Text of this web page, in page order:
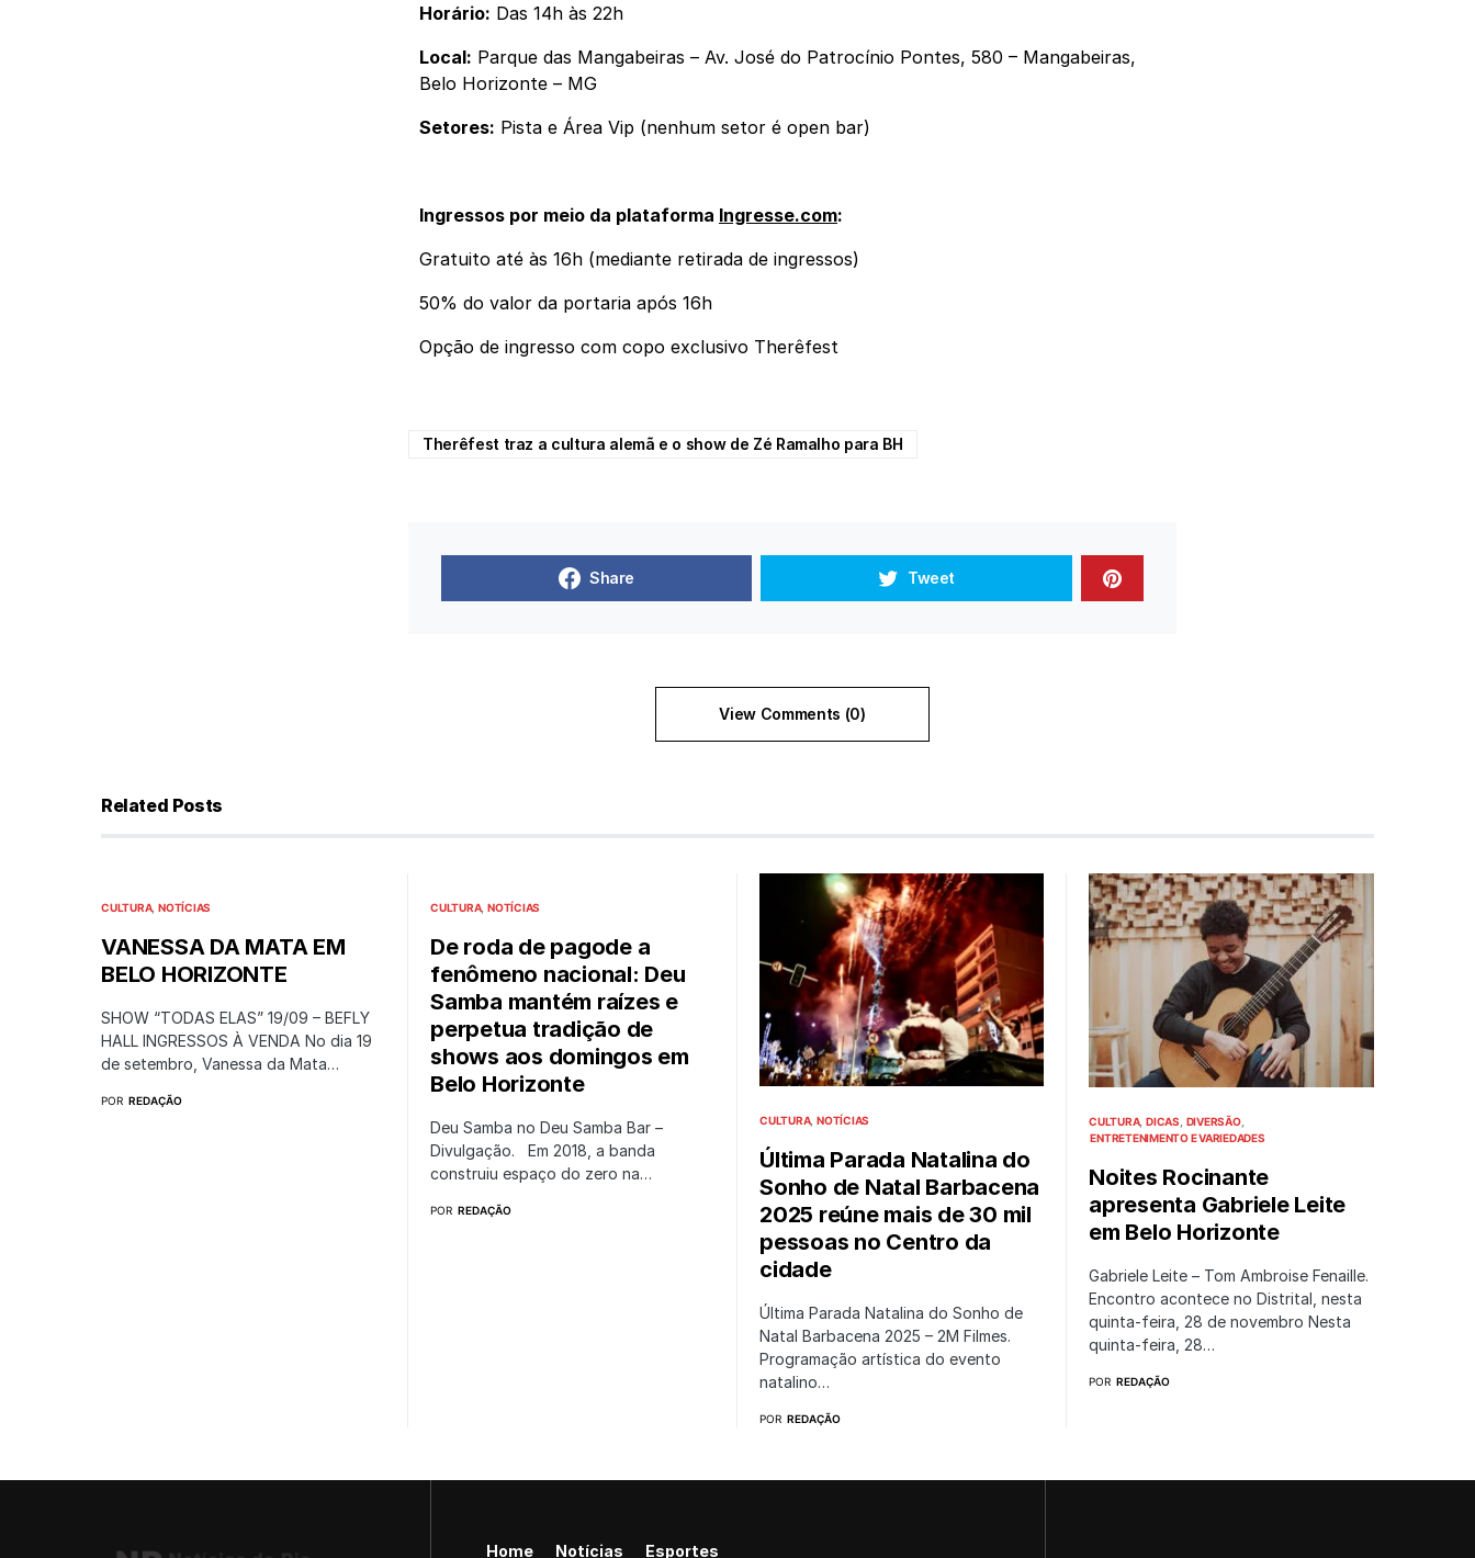
Horário: Das 14h às 22h
Local: Parque das Mangabeiras – Av. José do Patrocínio Pontes, 580 – Mangabeiras,
Belo Horizonte – MG
Setores: Pista e Área Vip (nenhum setor é open bar)
Ingressos por meio da plataforma Ingresse.com:
Gratuito até às 16h (mediante retirada de ingressos)
50% do valor da portaria após 16h
Opção de ingresso com copo exclusivo Therêfest
Therêfest traz a cultura alemã e o show de Zé Ramalho para BH
Share Tweet
View Comments (0)
Related Posts
CULTURA NOTÍCIAS
VANESSA DA MATA EM
BELO HORIZONTE
SHOW “TODAS ELAS” 19/09 – BEFLY
HALL INGRESSOS À VENDA No dia 19
de setembro, Vanessa da Mata…
POR REDAÇÃO
CULTURA NOTÍCIAS
De roda de pagode a
fenômeno nacional: Deu
Samba mantém raízes e
perpetua tradição de
shows aos domingos em
Belo Horizonte
Deu Samba no Deu Samba Bar –
Divulgação. Em 2018, a banda
construiu espaço do zero na…
POR REDAÇÃO
CULTURA NOTÍCIAS
Última Parada Natalina do
Sonho de Natal Barbacena
2025 reúne mais de 30 mil
pessoas no Centro da
cidade
Última Parada Natalina do Sonho de
Natal Barbacena 2025 – 2M Filmes.
Programação artística do evento
natalino…
POR REDAÇÃO
CULTURA DICAS DIVERSÃO
ENTRETENIMENTO E VARIEDADES
Noites Rocinante
apresenta Gabriele Leite
em Belo Horizonte
Gabriele Leite – Tom Ambroise Fenaille.
Encontro acontece no Distrital, nesta
quinta-feira, 28 de novembro Nesta
quinta-feira, 28…
POR REDAÇÃO
Home Notícias Esportes